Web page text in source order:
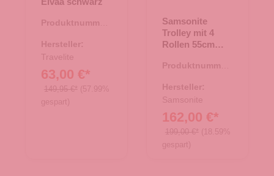
Produktnummer:
Hersteller:
Travelite
63,00 €*
149,95 €* (57.99%
gespart)
Samsonite
Trolley mit 4
Rollen 55cm
midnight blue
Produktnummer:
Hersteller:
Samsonite
162,00 €*
199,00 €* (18.59%
gespart)